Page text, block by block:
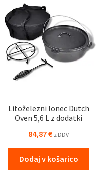
Litoželezni lonec Dutch
Oven 5,6 L z dodatki
84,87€ z DDV
Dodaj v košarico